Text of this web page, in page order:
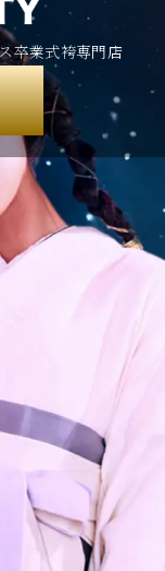
卒業式袴専門店